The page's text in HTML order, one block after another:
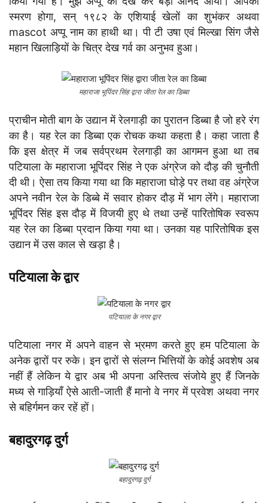
स्मरण होगा, सन् १९८२ के एशियाई खेलों का शुभंकर अथवा
mascot अप्पू नाम का हाथी था। पी टी उषा एवं मिल्खा सिंग जैसे
महान खिलाड़ियों के चित्र देख गर्व का अनुभव हुआ।
महाराजा भूपिंदर सिंह द्वारा जीता रेल का डिब्बा
प्राचीन मोती बाग के उद्यान में रेलगाड़ी का पुरातन डिब्बा है जो हरे रंग
का है। यह रेल का डिब्बा एक रोचक कथा कहता है। कहा जाता है
कि इस क्षेत्र में जब सर्वप्रथम रेलगाड़ी का आगमन हुआ था तब
पटियाला के महाराजा भूपिंदर सिंह ने एक अंग्रेज को दौड़ की चुनौती
दी थी। ऐसा तय किया गया था कि महाराजा घोड़े पर तथा वह अंग्रेज
अपने नवीन रेल के डिब्बे में सवार होकर दौड़ में भाग लेंगे। महाराजा
भूपिंदर सिंह इस दौड़ में विजयी हुए थे तथा उन्हें पारितोषिक स्वरूप
यह रेल का डिब्बा प्रदान किया गया था। उनका यह पारितोषिक इस
उद्यान में उस काल से खड़ा है।
पटियाला के द्वार
पटियाला के नगर द्वार
पटियाला नगर में अपने वाहन से भ्रमण करते हुए हम पटियाला के
अनेक द्वारों पर रुके। इन द्वारों से संलग्न भित्तियों के कोई अवशेष अब
नहीं हैं लेकिन ये द्वार अब भी अपना अस्तित्व संजोये हुए हैं जिनके
मध्य से गाड़ियाँ ऐसे आती-जाती हैं मानो वे नगर में प्रवेश अथवा नगर
से बहिर्गमन कर रहें हों।
बहादुरगढ़ दुर्ग
बहादुरगढ़ दुर्ग